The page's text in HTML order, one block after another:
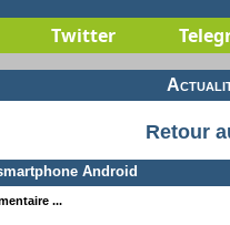
Twitter
Retour
Android
...